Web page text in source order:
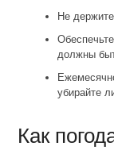
Не
должны
убирайте
Как